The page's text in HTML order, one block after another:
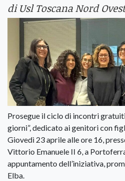
di Usl Toscana Nord Ovest
Prosegue il ciclo di incontri
giorni”, dedicato ai genitori con
Giovedì 23 aprile alle ore 16,
Vittorio Emanuele II 6, a
appuntamento dell’iniziativa,
Elba.